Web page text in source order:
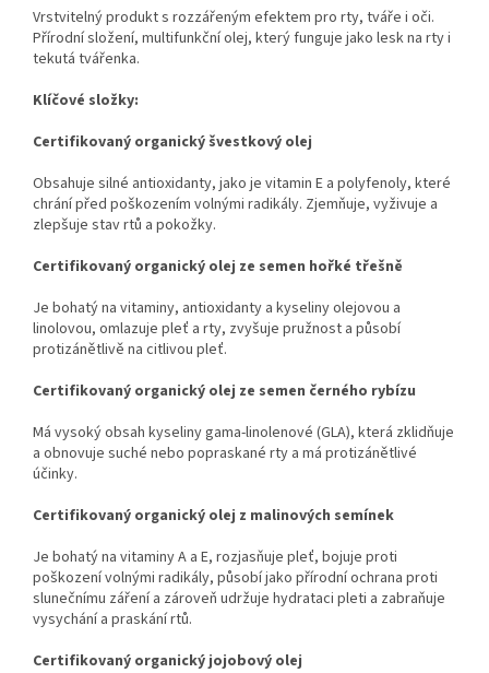
Vrstvitelný produkt s rozzářeným efektem pro rty, tváře i oči.
Přírodní složení, multifunkční olej, který funguje jako lesk na rty i
tekutá tvářenka.
Klíčové složky:
Certifikovaný organický švestkový olej
Obsahuje silné antioxidanty, jako je vitamin E a polyfenoly, které
chrání před poškozením volnými radikály. Zjemňuje, vyživuje a
zlepšuje stav rtů a pokožky.
Certifikovaný organický olej ze semen hořké třešně
Je bohatý na vitaminy, antioxidanty a kyseliny olejovou a
linolovou, omlazuje pleť a rty, zvyšuje pružnost a působí
protizánětlivě na citlivou pleť.
Certifikovaný organický olej ze semen černého rybízu
Má vysoký obsah kyseliny gama-linolenové (GLA), která zklidňuje
a obnovuje suché nebo popraskané rty a má protizánětlivé
účinky.
Certifikovaný organický olej z malinových semínek
Je bohatý na vitaminy A a E, rozjasňuje pleť, bojuje proti
poškození volnými radikály, působí jako přírodní ochrana proti
slunečnímu záření a zároveň udržuje hydrataci pleti a zabraňuje
vysychání a praskání rtů.
Certifikovaný organický jojobový olej